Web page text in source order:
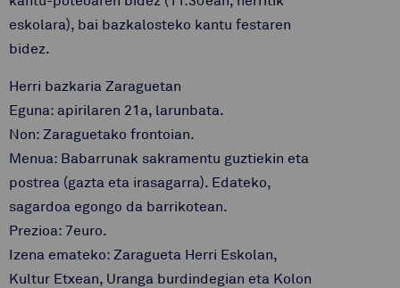
eskolara), bai bazkalosteko kantu festaren
bidez.
Herri bazkaria Zaraguetan
Eguna: apirilaren 21a, larunbata.
Non: Zaraguetako frontoian.
Menua: Babarrunak sakramentu guztiekin eta
postrea (gazta eta irasagarra). Edateko,
sagardoa egongo da barrikotean.
Prezioa: 7euro.
Izena emateko: Zaragueta Herri Eskolan,
Kultur Etxean, Uranga burdindegian eta Kolon